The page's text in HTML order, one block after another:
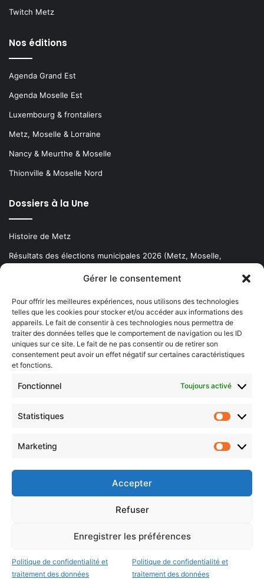
Gérer le consentement
Pour offrir les meilleures expériences, nous utilisons des technologies
telles que les cookies pour stocker et/ou accéder aux informations des
appareils. Le fait de consentir à ces technologies nous permettra de
traiter des données telles que le comportement de navigation ou les ID
uniques sur ce site. Le fait de ne pas consentir ou de retirer son
consentement peut avoir un effet négatif sur certaines caractéristiques
et fonctions.
Fonctionnel Toujours activé
Statistiques
Marketing
Accepter
Refuser
Enregistrer les préférences
Politique de confidentialité et
traitement des données
Politique de confidentialité et
traitement des données
Twitch Metz
Nos éditions
Agenda Grand Est
Agenda Moselle Est
Luxembourg & frontaliers
Metz, Moselle & Lorraine
Nancy & Meurthe & Moselle
Thionville & Moselle Nord
Dossiers à la Une
Histoire de Metz
Résultats des élections municipales 2026 (Metz, Moselle,
Newsletter gratuite
Choisissez : matin, soir ou hebdo ?
votre
Metz Plage